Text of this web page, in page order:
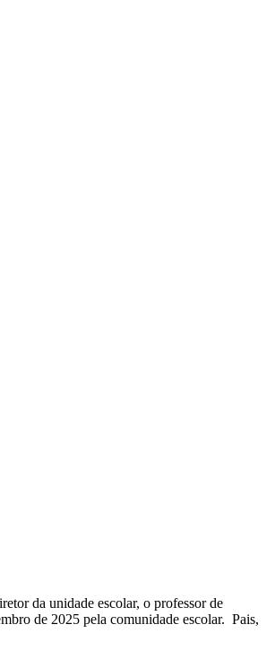
da unidade escolar, o professor de
de 2025 pela comunidade escolar. Pais,